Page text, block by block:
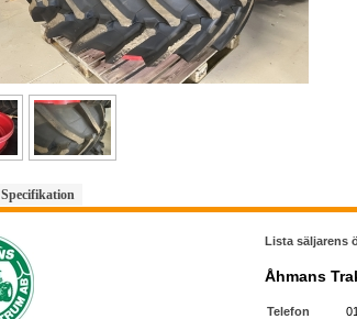
Specifikation
Lista säljarens
Åhmans
Telefon